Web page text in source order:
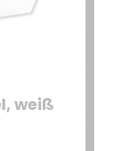
weiß